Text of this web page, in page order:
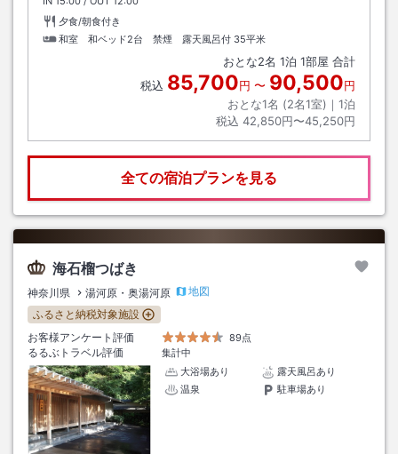
夕食/朝食付き
和室 和ベッド2台 禁煙 露天風呂付 35平米
おとな2名 1泊 1部屋 合計
税込 85,700円 〜 90,500円
おとな1名 (2名1室)｜ 1泊
税込 42,850円〜45,250円
全ての宿泊プランを見る
海石榴つばき
神奈川県 湯河原・奥湯河原
地図
ふるさと納税対象施設
お客様アンケート評価
89点
るるぶトラベル評価
集計中
大浴場あり
露天風呂あり
温泉
駐車場あり